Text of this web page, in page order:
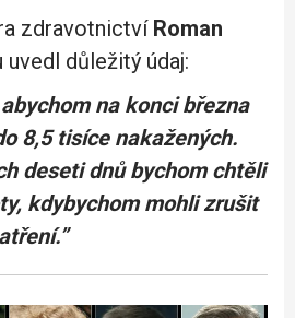
zdravotnictví Roman
uvedl důležitý údaj:
na konci března
8,5 tisíce nakažených.
deseti dnů bychom chtěli
kdybychom mohli zrušit